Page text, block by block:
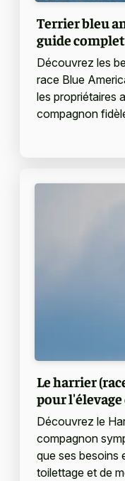
Terrier bleu
guide complet
Découvrez les
race Blue
les propriétaires
compagnon
Le harrier
pour
Découvrez le
compagnon
que ses besoins
toilettage et de